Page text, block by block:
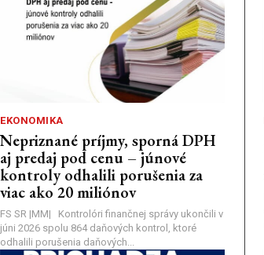
EKONOMIKA
Nepriznané príjmy, sporná DPH
aj predaj pod cenu – júnové
kontroly odhalili porušenia za
viac ako 20 miliónov
FS SR |MM| Kontrolóri finančnej správy ukončili v
júni 2026 spolu 864 daňových kontrol, ktoré
odhalili porušenia daňových...